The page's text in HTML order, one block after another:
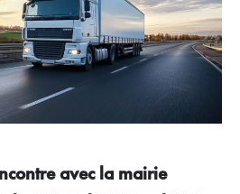
avec la mairie